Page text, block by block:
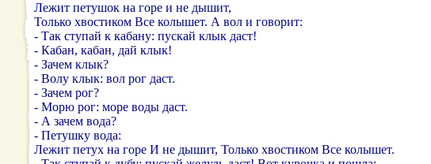
Лежит петушок на горе и не дышит,
Только хвостиком Все колышет. А вол и говорит:
- Так ступай к кабану: пускай клык даст!
- Кабан, кабан, дай клык!
- Зачем клык?
- Волу клык: вол рог даст.
- Зачем рог?
- Морю рог: море воды даст.
- А зачем вода?
- Петушку вода:
Лежит петух на горе И не дышит, Только хвостиком Все колышет.